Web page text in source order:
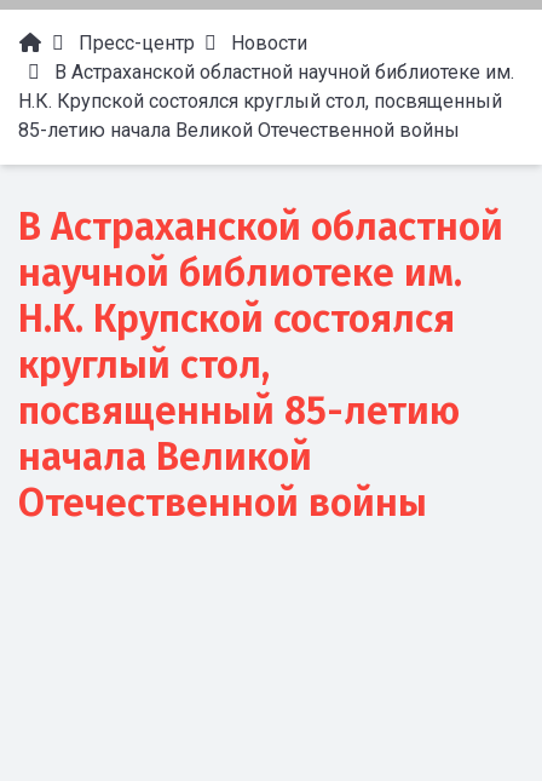
Пресс-центр
Новости
В Астраханской областной научной библиотеке им.
Н.К. Крупской состоялся круглый стол, посвященный
85-летию начала Великой Отечественной войны
В Астраханской областной
научной библиотеке им.
Н.К. Крупской состоялся
круглый стол,
посвященный 85-летию
начала Великой
Отечественной войны